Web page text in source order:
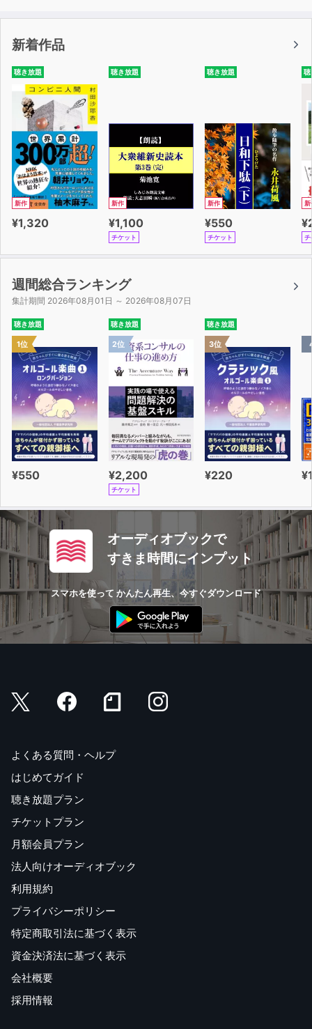
新着作品
聴き放題
新作
¥1,320
聴き放題
新作
¥1,100
チケット
聴き放題
新作
¥550
チケット
聴
新
チ
週間総合ランキング
集計期間 2026年08月01日 ～ 2026年08月07日
聴き放題
1位
¥550
聴き放題
2位
¥2,200
チケット
聴き放題
3位
¥220
オーディオブックで
すきま時間にインプット
スマホを使って かんたん再生、今すぐダウンロード
よくある質問・ヘルプ
はじめてガイド
聴き放題プラン
チケットプラン
月額会員プラン
法人向けオーディオブック
利用規約
プライバシーポリシー
特定商取引法に基づく表示
資金決済法に基づく表示
会社概要
採用情報